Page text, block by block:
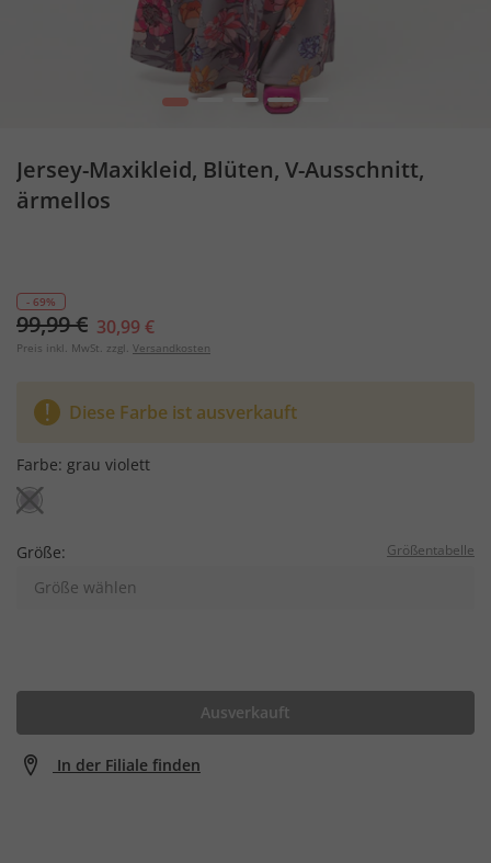
1 3 4
Jersey-Maxikleid, Blüten, V-Ausschnitt,
ärmellos
- 69%
99,99 € 30,99 €
Preis inkl. MwSt. zzgl. Versandkosten
Diese Farbe ist ausverkauft
Farbe: grau violett
Größe: Größentabelle
Größe wählen
Ausverkauft
In der Filiale finden